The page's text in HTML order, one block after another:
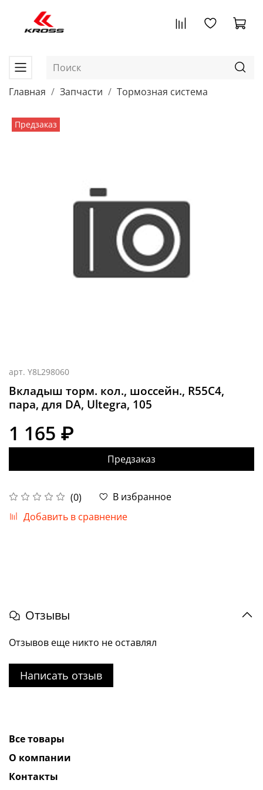
Главная Запчасти Тормозная система
Предзаказ
арт. Y8L298060
Вкладыш торм. кол., шоссейн., R55C4,
пара, для DA, Ultegra, 105
(0)
В избранное
Добавить в сравнение
1 165 ₽
Предзаказ
Отзывы
Отзывов еще никто не оставлял
Написать отзыв
Все товары
О компании
Контакты